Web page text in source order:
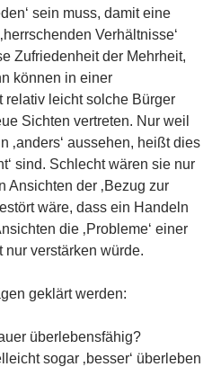
sein muss, damit eine
Verhältnisse‘
Zufriedenheit der Mehrheit,
können in einer
relativ leicht solche Bürger
Sichten vertreten. Nur weil
‚anders‘ aussehen, heißt dies
sind. Schlecht wären sie nur
Ansichten der ‚Bezug zur
wäre, dass ein Handeln
die ‚Probleme‘ einer
verstärken würde.
geklärt werden:
überlebensfähig?
sogar ‚besser‘ überleben